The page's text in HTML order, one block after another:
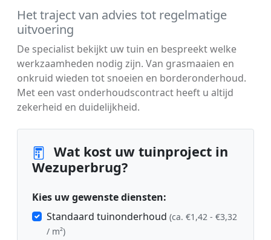
Het traject van advies tot regelmatige
uitvoering
De specialist bekijkt uw tuin en bespreekt welke
werkzaamheden nodig zijn. Van grasmaaien en
onkruid wieden tot snoeien en borderonderhoud.
Met een vast onderhoudscontract heeft u altijd
zekerheid en duidelijkheid.
Wat kost uw tuinproject in
Wezuperbrug?
Kies uw gewenste diensten:
Standaard tuinonderhoud (ca. €1,42 - €3,32
/ m²)